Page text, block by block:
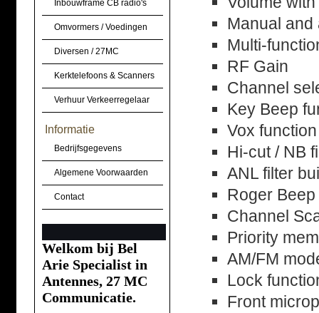
Inbouwframe CB radio's
Omvormers / Voedingen
Diversen / 27MC
Kerktelefoons & Scanners
Verhuur Verkeerregelaar
Informatie
Bedrijfsgegevens
Algemene Voorwaarden
Contact
Welkom bij Bel
Arie Specialist in
Antennes, 27 MC
Communicatie.
Manual
Multi-
RF Gain
Channel
Key Beep
Vox
Hi-cut / NB
ANL filter
Roger Beep
Channel
Priority
AM/FM
Lock
Front